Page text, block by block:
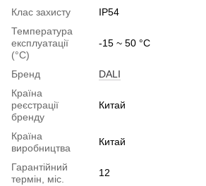
Клас захисту
IP54
Температура
експлуатації
(°C)
-15 ~ 50 °C
Бренд
DALI
Країна
реєстрації
бренду
Китай
Країна
виробництва
Китай
Гарантійний
термін, міс.
12